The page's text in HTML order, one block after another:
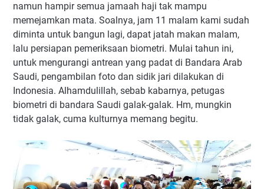
namun hampir semua jamaah haji tak mampu
memejamkan mata. Soalnya, jam 11 malam kami sudah
diminta untuk bangun lagi, dapat jatah makan malam,
lalu persiapan pemeriksaan biometri. Mulai tahun ini,
untuk mengurangi antrean yang padat di Bandara Arab
Saudi, pengambilan foto dan sidik jari dilakukan di
Indonesia. Alhamdulillah, sebab kabarnya, petugas
biometri di bandara Saudi galak-galak. Hm, mungkin
tidak galak, cuma kulturnya memang begitu.